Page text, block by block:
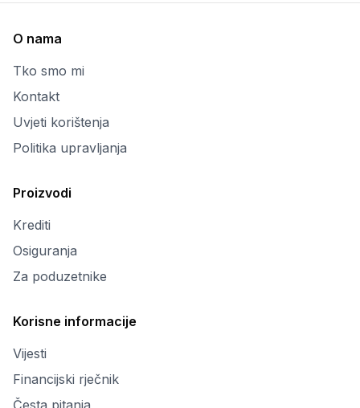
O nama
Tko smo mi
Kontakt
Uvjeti korištenja
Politika upravljanja
Proizvodi
Krediti
Osiguranja
Za poduzetnike
Korisne informacije
Vijesti
Financijski rječnik
Česta pitanja